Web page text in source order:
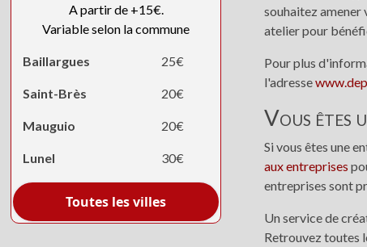
A partir de +15€.
Variable selon la commune
Baillargues 25€
Saint-Brès 20€
Mauguio 20€
Lunel 30€
Toutes les villes
souhaitez amener
atelier pour
Pour plus
l'adresse
Vous êtes
Si vous êtes une
aux entreprises
entreprises sont
Un service de
Retrouvez toutes